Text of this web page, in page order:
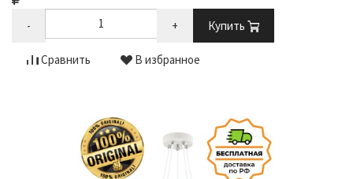
- + Купить
Сравнить В избранное